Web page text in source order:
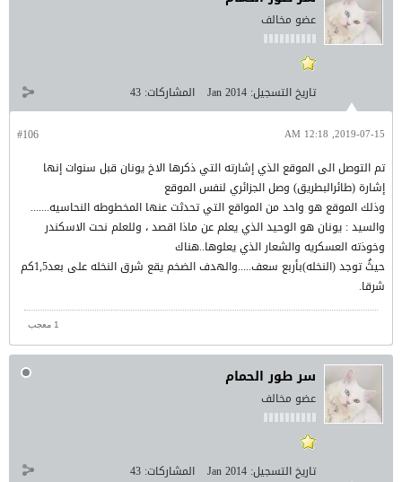
عضو مخالف
تاريخ التسجيل: Jan 2014 المشاركات: 43
#106 2019-07-15, 12:18 AM
تم التوصل الى الموقع الذي إشارته التي ذكرها الاخ يونان قبل سنوات إنها
إشارة (طائرالبطريق) وصل الجزائري لنفس الموقع
وذلك الموقع هو واحد من المواقع التي تحدثت عنها المخطوطه النحاسيه.......
والسيد : يونان هو الوحيد الذي يعلم عن ماذا اقصد ، وللعلم نحت الاسكندر
وخوذته العسكريه والشعار الذي يعلوها..هناك
حيثُ توجد (النخله)بأربع سعف.....والهدف الضخم يقع شرق النخله على بعد1,5كم
شرقا.
1 معجب
سر طور الحمام
عضو مخالف
تاريخ التسجيل: Jan 2014 المشاركات: 43